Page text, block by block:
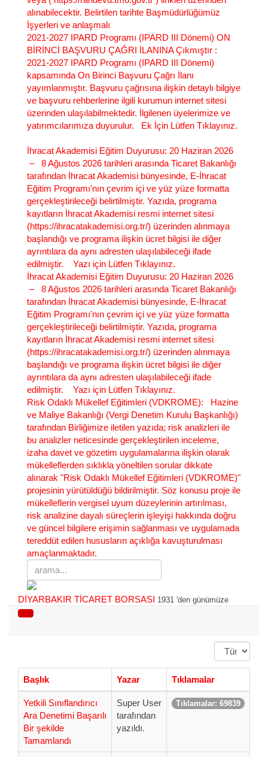
alınabilecektir. Belirtilen tarihte Başmüdürlüğümüz
İşyerleri ve anlaşmalı
2021-2027 IPARD Programı (IPARD III Dönemi) ON
BİRİNCİ BAŞVURU ÇAĞRI İLANINA Çıkmıştır :
2021-2027 IPARD Programı (IPARD III Dönemi)
kapsamında On Birinci Başvuru Çağrı İlanı
yayımlanmıştır. Başvuru çağrısına ilişkin detaylı bilgiye
ve başvuru rehberlerine ilgili kurumun internet sitesi
üzerinden ulaşılabilmektedir. İlgilenen üyelerimize ve
yatırımcılarımıza duyurulur. Ek İçin Lütfen Tıklayınız.
İhracat Akademisi Eğitim Duyurusu: 20 Haziran 2026
– 8 Ağustos 2026 tarihleri arasında Ticaret Bakanlığı
tarafından İhracat Akademisi bünyesinde, E-İhracat
Eğitim Programı'nın çevrim içi ve yüz yüze formatta
gerçekleştirileceği belirtilmiştir. Yazıda, programa
kayıtların İhracat Akademisi resmi internet sitesi
(https://ihracatakademisi.org.tr/) üzerinden alınmaya
başlandığı ve programa ilişkin ücret bilgisi ile diğer
ayrıntılara da aynı adresten ulaşılabileceği ifade
edilmiştir. Yazı için Lütfen Tıklayınız.
İhracat Akademisi Eğitim Duyurusu: 20 Haziran 2026
– 8 Ağustos 2026 tarihleri arasında Ticaret Bakanlığı
tarafından İhracat Akademisi bünyesinde, E-İhracat
Eğitim Programı'nın çevrim içi ve yüz yüze formatta
gerçekleştirileceği belirtilmiştir. Yazıda, programa
kayıtların İhracat Akademisi resmi internet sitesi
(https://ihracatakademisi.org.tr/) üzerinden alınmaya
başlandığı ve programa ilişkin ücret bilgisi ile diğer
ayrıntılara da aynı adresten ulaşılabileceği ifade
edilmiştir. Yazı için Lütfen Tıklayınız.
Risk Odaklı Mükellef Eğitimleri (VDKROME): Hazine
ve Maliye Bakanlığı (Vergi Denetim Kurulu Başkanlığı)
tarafından Birliğimize iletilen yazıda; risk analizleri ile
bu analizler neticesinde gerçekleştirilen inceleme,
izaha davet ve gözetim uygulamalarına ilişkin olarak
mükelleflerden sıklıkla yöneltilen sorular dikkate
alınarak "Risk Odaklı Mükellef Eğitimleri (VDKROME)"
projesinin yürütüldüğü bildirilmiştir. Söz konusu proje ile
mükelleflerin vergisel uyum düzeylerinin artırılması,
risk analizine dayalı süreçlerin işleyişi hakkında doğru
ve güncel bilgilere erişimin sağlanması ve uygulamada
tereddüt edilen hususların açıklığa kavuşturulması
amaçlanmaktadır.
DİYARBAKIR TİCARET BORSASI 1931 'den günümüze
Sayısı
Başlık
Yazar Tıklamalar
Yetkili Sınıflandırıcı
Ara Denetimi Başarılı
Bir şekilde
Tamamlandı
Super User
tarafından
yazıldı.
Tıklamalar: 69839